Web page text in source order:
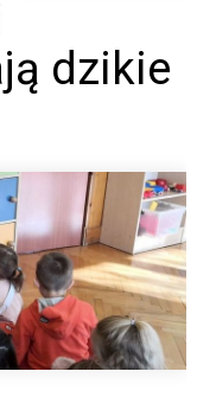
dzikie